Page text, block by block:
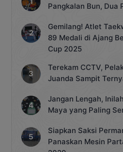
Pangkalan Bun, Dua
Gemilang! Atlet
89 Medali di Ajang
Cup 2025
Terekam CCTV,
Juanda Sampit
Jangan Lengah,
Maya yang Paling
Siapkan Saksi
Panaskan Mesin